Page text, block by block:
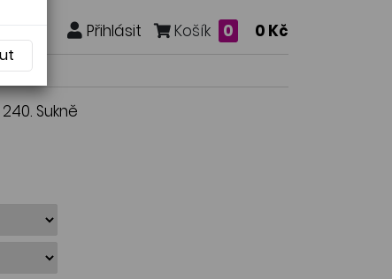
Přihlásit Košík 0 0 Kč
240. Sukně